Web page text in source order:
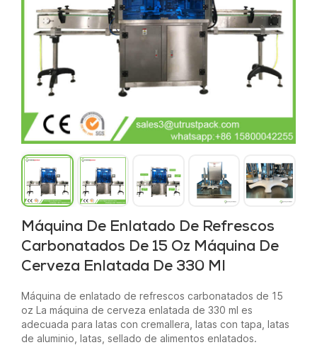
Máquina De Enlatado De Refrescos
Carbonatados De 15 Oz Máquina De
Cerveza Enlatada De 330 Ml
Máquina de enlatado de refrescos carbonatados de 15
oz La máquina de cerveza enlatada de 330 ml es
adecuada para latas con cremallera, latas con tapa, latas
de aluminio, latas, sellado de alimentos enlatados.